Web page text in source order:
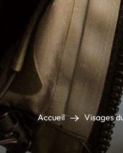
Accueil Visages